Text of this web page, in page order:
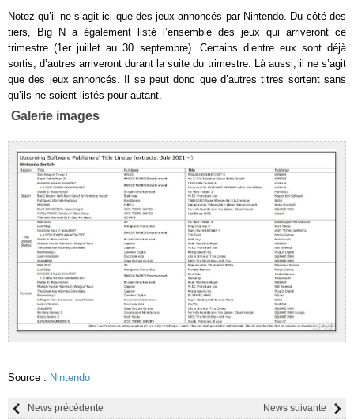
Notez qu’il ne s’agit ici que des jeux annoncés par Nintendo. Du côté des
tiers, Big N a également listé l’ensemble des jeux qui arriveront ce
trimestre (1er juillet au 30 septembre). Certains d’entre eux sont déjà
sortis, d’autres arriveront durant la suite du trimestre. Là aussi, il ne s’agit
que des jeux annoncés. Il se peut donc que d’autres titres sortent sans
qu’ils ne soient listés pour autant.
Galerie images
Source : Nintendo
News suivante
News précédente